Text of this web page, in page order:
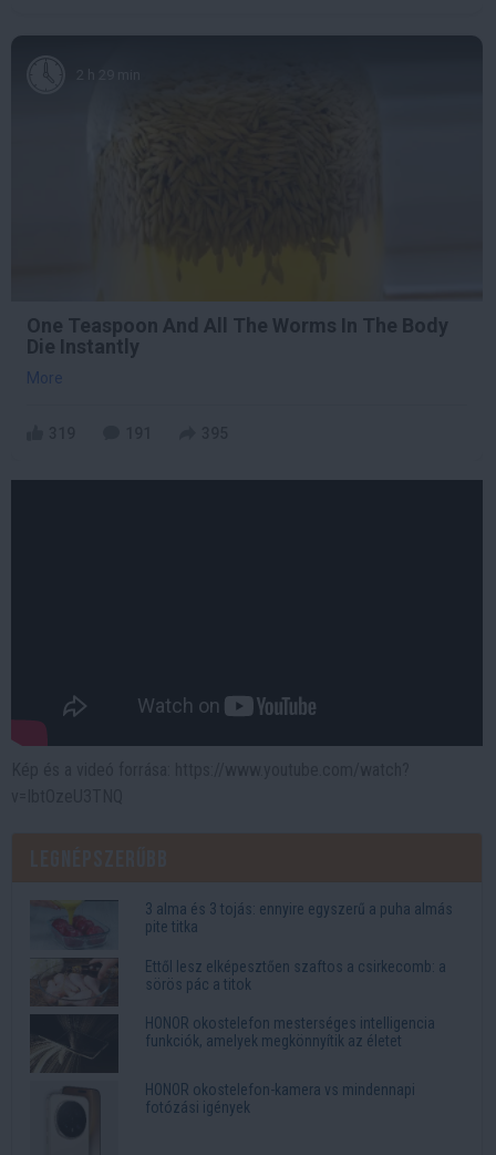
One Teaspoon And All The Worms In The Body
Die Instantly
More
3 alma és 3 tojás: ennyire egyszerű a puha almás
pite titka
Ettől lesz elképesztően szaftos a csirkecomb: a
sörös pác a titok
HONOR okostelefon mesterséges intelligencia
funkciók, amelyek megkönnyítik az életet
HONOR okostelefon-kamera vs mindennapi
fotózási igények